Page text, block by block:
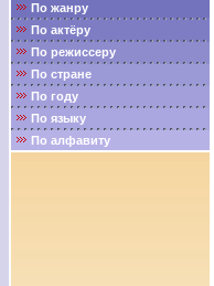
По жанру
По актёру
По режиссеру
По стране
По году
По языку
По алфавиту